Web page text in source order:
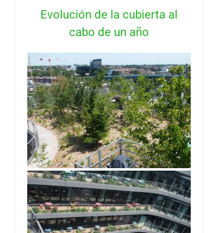
Evolución de la cubierta al
cabo de un año